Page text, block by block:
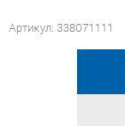
Артикул: 338071111